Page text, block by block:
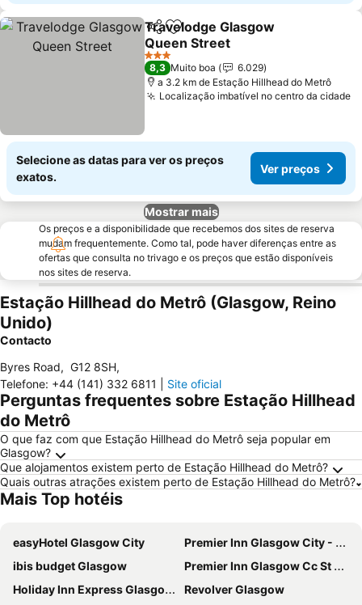
PartilharAdicionar aos favoritos
Travelodge Glasgow
Queen Street
Ver preços
3 Estrelas
8,3 Muito boa
6.029
a 3.2 km de Estação Hillhead do Metrô
Localização imbatível no centro da cidade
Selecione as datas para ver os preços
exatos.
Ver preços
Mostrar mais
Os preços e a disponibilidade que recebemos dos sites de reserva
mudam frequentemente. Como tal, pode haver diferenças entre as
ofertas que consulta no trivago e os preços que estão disponíveis
nos sites de reserva.
Estação Hillhead do Metrô (Glasgow, Reino
Unido)
Contacto
Byres Road, G12 8SH,
Telefone: +44 (141) 332 6811 Site oficial
Perguntas frequentes sobre Estação Hillhead
do Metrô
O que faz com que Estação Hillhead do Metrô seja popular em
Glasgow?
Que alojamentos existem perto de Estação Hillhead do Metrô?
Quais outras atrações existem perto de Estação Hillhead do Metrô?
Mais Top hotéis
easyHotel Glasgow City
Premier Inn Glasgow City - George Square
ibis budget Glasgow
Premier Inn Glasgow Cc St Enoch Square
Holiday Inn Express Glasgow - City Ctr Riverside By Ihg
Revolver Glasgow